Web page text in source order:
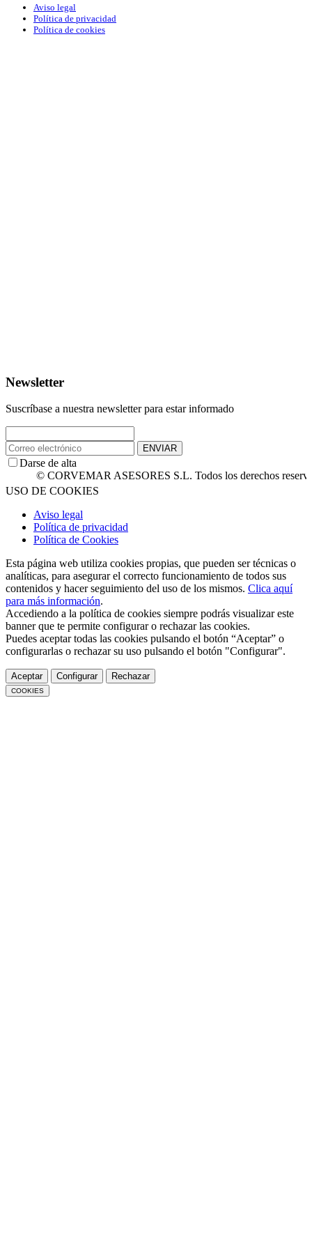
Aviso legal
Política de privacidad
Política de cookies
Newsletter
Suscríbase a nuestra newsletter para estar informado
ENVIAR
Darse de alta
© CORVEMAR ASESORES S.L. Todos los derechos reservados.
USO DE COOKIES
Aviso legal
Política de privacidad
Política de Cookies
Esta página web utiliza cookies propias, que pueden ser técnicas o
analíticas, para asegurar el correcto funcionamiento de todos sus
contenidos y hacer seguimiento del uso de los mismos. Clica aquí
para más información.
Accediendo a la política de cookies siempre podrás visualizar este
banner que te permite configurar o rechazar las cookies.
Puedes aceptar todas las cookies pulsando el botón “Aceptar” o
configurarlas o rechazar su uso pulsando el botón "Configurar".
Aceptar Configurar Rechazar
COOKIES